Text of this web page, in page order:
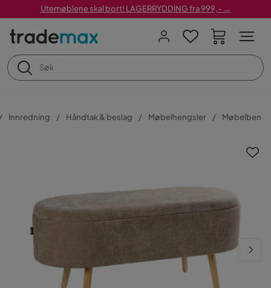
Utemøblene skal bort! LAGERRYDDING fra 999,- →
Innredning Håndtak & beslag Møbelhengsler Møbelben